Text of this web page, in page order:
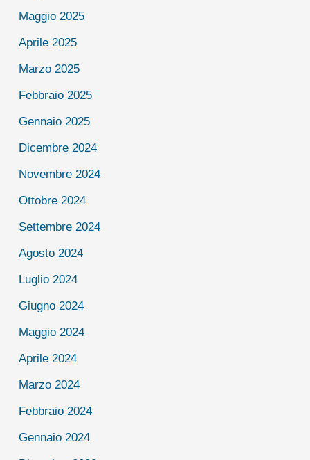
Maggio 2025
Aprile 2025
Marzo 2025
Febbraio 2025
Gennaio 2025
Dicembre 2024
Novembre 2024
Ottobre 2024
Settembre 2024
Agosto 2024
Luglio 2024
Giugno 2024
Maggio 2024
Aprile 2024
Marzo 2024
Febbraio 2024
Gennaio 2024